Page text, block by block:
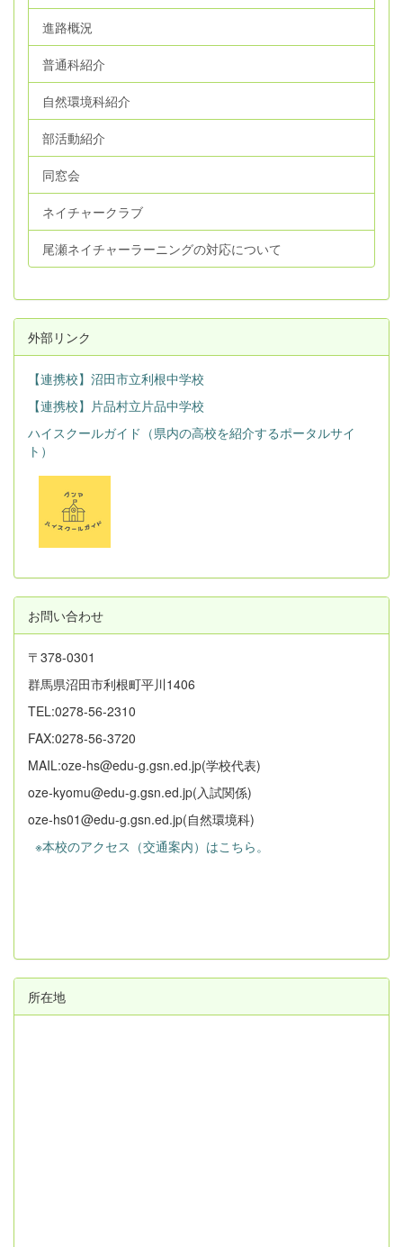
進路概況
普通科紹介
自然環境科紹介
部活動紹介
同窓会
ネイチャークラブ
尾瀬ネイチャーラーニングの対応について
外部リンク
【連携校】沼田市立利根中学校
【連携校】片品村立片品中学校
ハイスクールガイド（県内の高校を紹介するポータルサイ
ト）
お問い合わせ
〒378-0301
群馬県沼田市利根町平川1406
TEL:0278-56-2310
FAX:0278-56-3720
MAIL:oze-hs@edu-g.gsn.ed.jp(学校代表)
oze-kyomu@edu-g.gsn.ed.jp(入試関係)
oze-hs01@edu-g.gsn.ed.jp(自然環境科)
※本校のアクセス（交通案内）はこちら。
所在地